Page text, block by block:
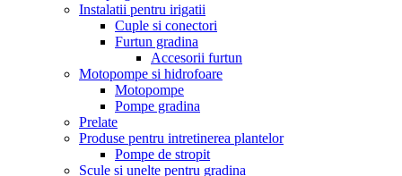
Instalatii pentru irigatii
Cuple si conectori
Furtun gradina
Accesorii furtun
Motopompe si hidrofoare
Motopompe
Pompe gradina
Prelate
Produse pentru intretinerea plantelor
Pompe de stropit
Scule si unelte pentru gradina